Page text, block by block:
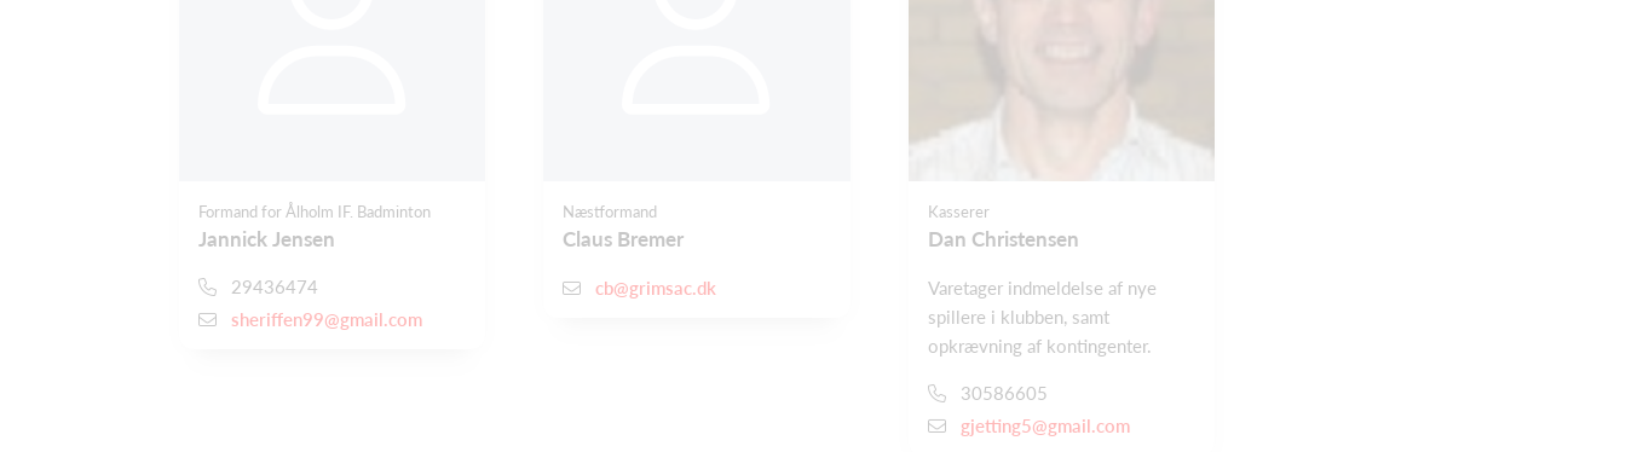
Formand for Ålholm IF. Badminton
Jannick Jensen
29436474
sheriffen99@gmail.com
Næstformand
Claus Bremer
cb@grimsac.dk
Kasserer
Dan Christensen
Varetager indmeldelse af nye
spillere i klubben, samt
opkrævning af kontingenter.
30586605
gjetting5@gmail.com